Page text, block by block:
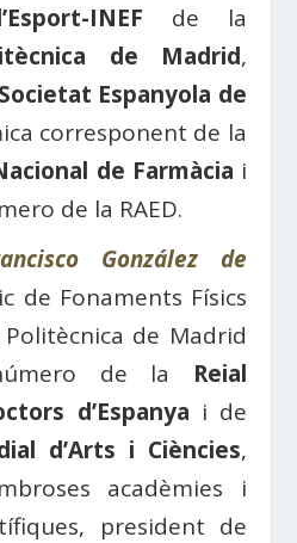
INEF de la
de Madrid,
Societat Espanyola de
corresponent de la
de Farmàcia i
de la RAED.
González de
de Fonaments Físics
de Madrid
de la Reial
d’Espanya i de
d’Arts i Ciències,
acadèmies i
president de